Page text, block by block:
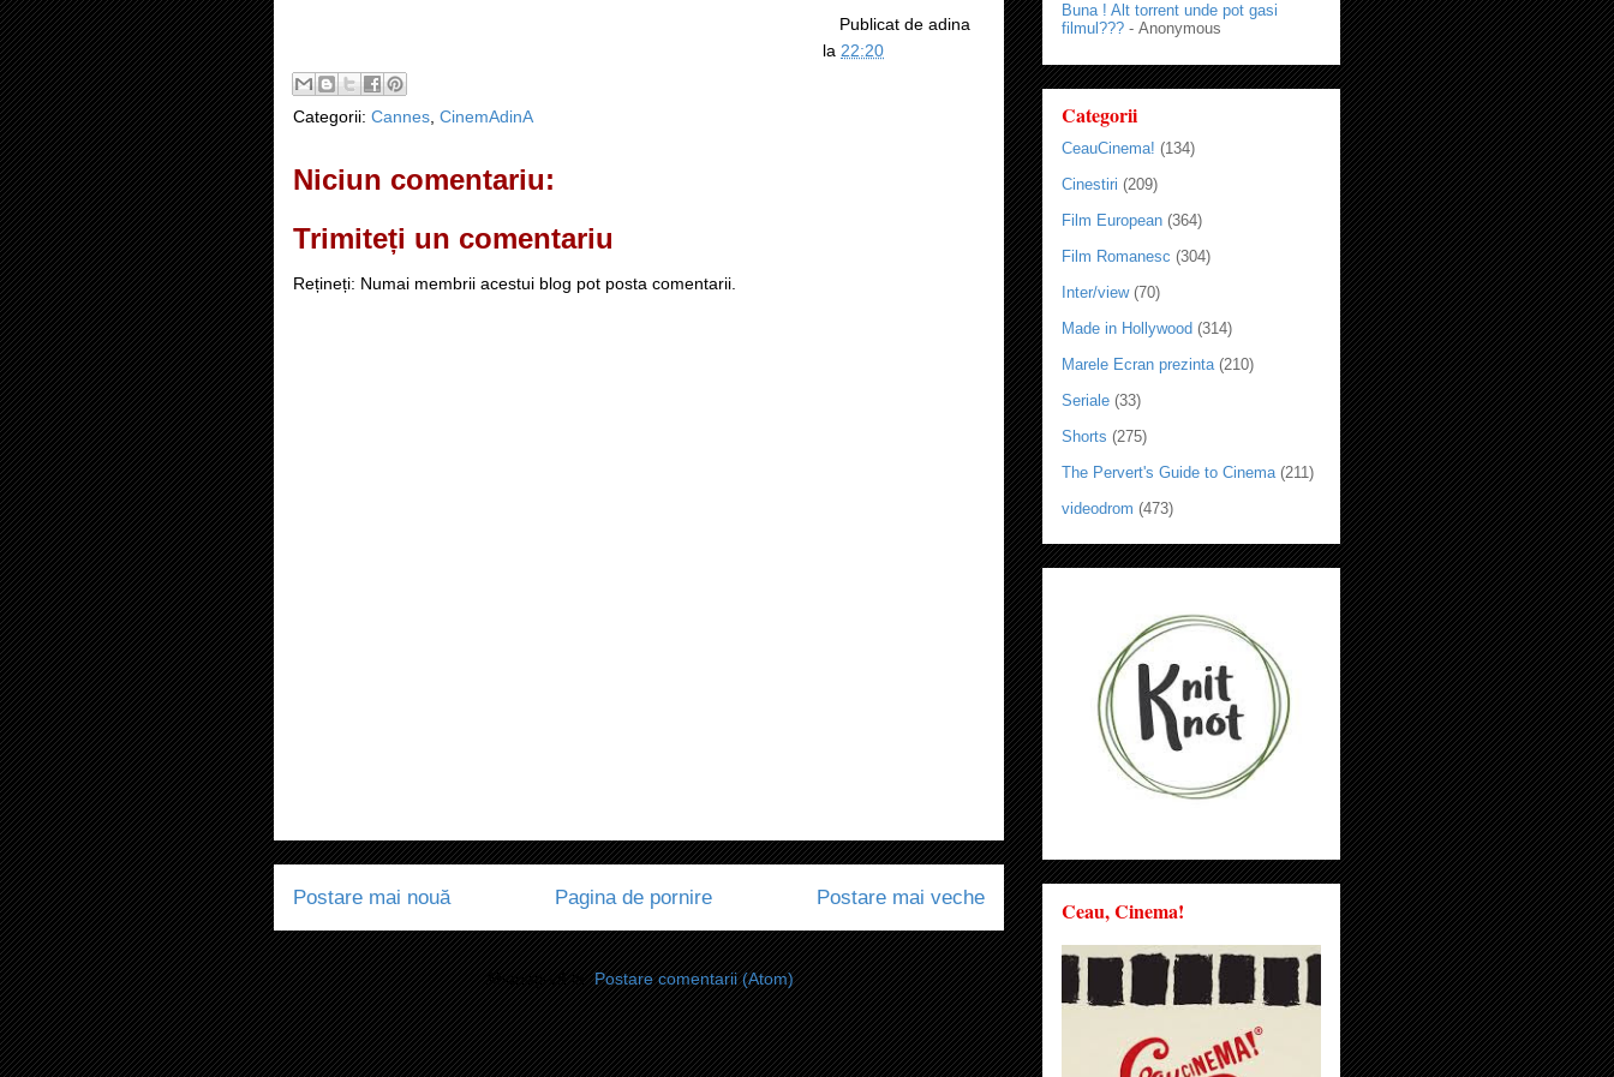
Publicat de adina
la 22:20
Categorii: Cannes CinemAdinA
Niciun comentariu:
Trimiteți un comentariu
Rețineți: Numai membrii acestui blog pot posta comentarii.
Postare mai nouă Postare mai veche
Pagina de pornire
Abonați-vă la:Postare comentarii (Atom)
Buna ! Alt torrent unde pot gasi
filmul??? - Anonymous
Categorii
CeauCinema! (134)
Cinestiri (209)
Film European (364)
Film Romanesc (304)
Inter/view (70)
Made in Hollywood (314)
Marele Ecran prezinta (210)
Seriale (33)
Shorts (275)
The Pervert's Guide to Cinema (211)
videodrom (473)
Ceau, Cinema!